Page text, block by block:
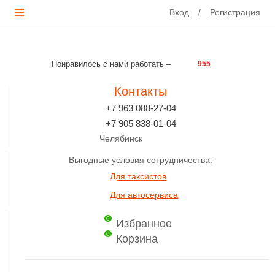
Вход / Регистрация
Понравилось с нами работать – 955
Контакты
+7 963 088-27-04
+7 905 838-01-04
Челябинск
Выгодные условия сотрудничества:
Для таксистов
Для автосервиса
0 Избранное
0 Корзина